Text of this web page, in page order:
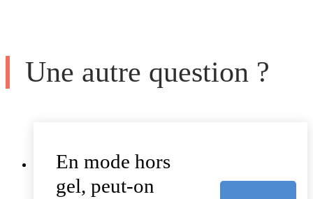
Une autre question ?
En mode hors
gel, peut-on